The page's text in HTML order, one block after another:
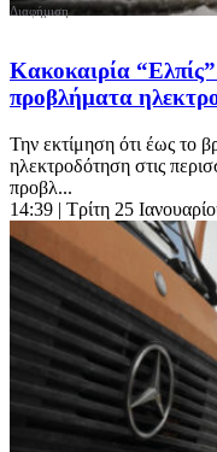
Κακοκαιρία
προβλήματα
Την εκτίμηση ότι έως το
ηλεκτροδότηση στις
προβλ...
14:39 | Τρίτη 25